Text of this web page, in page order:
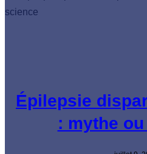
Épilepsie
: mythe